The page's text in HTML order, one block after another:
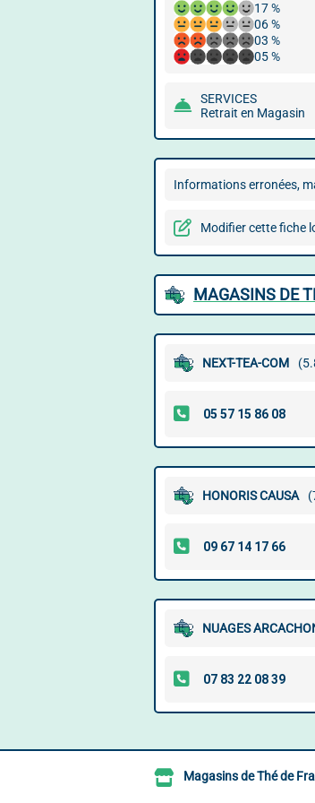
17 %
06 %
03 %
05 %
SERVICES
Retrait en Magasin
Informations erronées,
Modifier cette fiche
MAGASINS DE
NEXT-TEA-COM
HONORIS CAUSA
NUAGES
Magasins de Thé de